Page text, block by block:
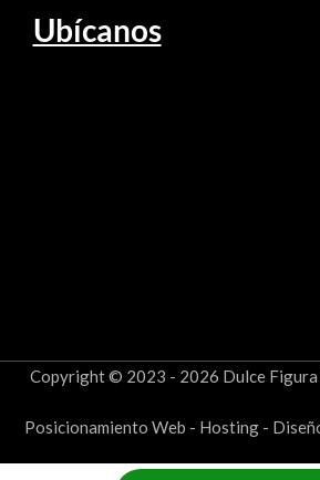
Ubícanos
Copyright © 2023 - 2026 Dulce Figura
Posicionamiento Web - Hosting -